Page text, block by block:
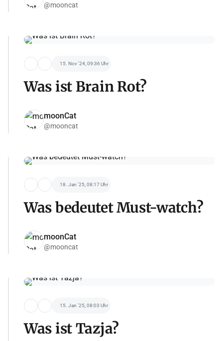
@mooncat
15. Nov '24, 09:36 Uhr
Was ist Brain Rot?
moonCat
@mooncat
18. Jan '25, 08:17 Uhr
Was bedeutet Must-watch?
moonCat
@mooncat
15. Jan '25, 08:03 Uhr
Was ist Tazja?